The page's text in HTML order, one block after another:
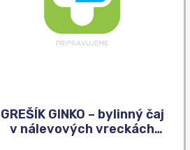
GREŠÍK GINKO – bylinný čaj
v nálevových vreckách